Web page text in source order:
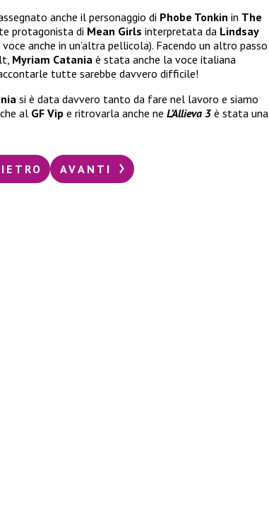
anche il personaggio di Phobe Tonkin in The
protagonista di Mean Girls interpretata da Lindsay
anche in un’altra pellicola). Facendo un altro passo
Myriam Catania è stata anche la voce italiana
tutte sarebbe davvero difficile!
si è data davvero tanto da fare nel lavoro e siamo
al GF Vip e ritrovarla anche ne L’Allieva 3 è stata una
AVANTI